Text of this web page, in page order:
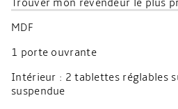
Trouver mon revendeur le plus
MDF
1 porte ouvrante
Intérieur : 2 tablettes réglables
suspendue